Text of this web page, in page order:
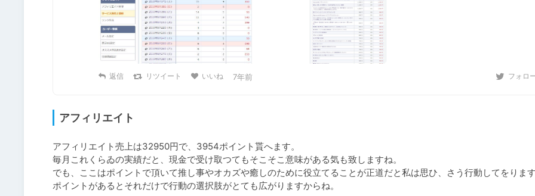
返信 リツイート いいね 7年前 フォロ
アフィリエイト
アフィリエイト売上は32950円で、3954ポイント貰へます。
毎月これくらゐの実績だと、現金で受け取つてもそこそこ意味がある気も致しますね。
でも、ここはポイントで頂いて推し事やオカズや癒しのために役立てることが正道だと私は思ひ、さう行動してをりま
ポイントがあるとそれだけで行動の選択肢がとても広がりますからね。